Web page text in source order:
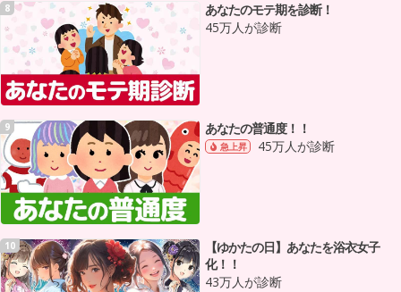
8
あなたのモテ期を診断！
45万人が診断
9 あなたの普通度！！
急上昇 45万人が診断
10
【ゆかたの日】あなたを浴衣女子
化！！
43万人が診断